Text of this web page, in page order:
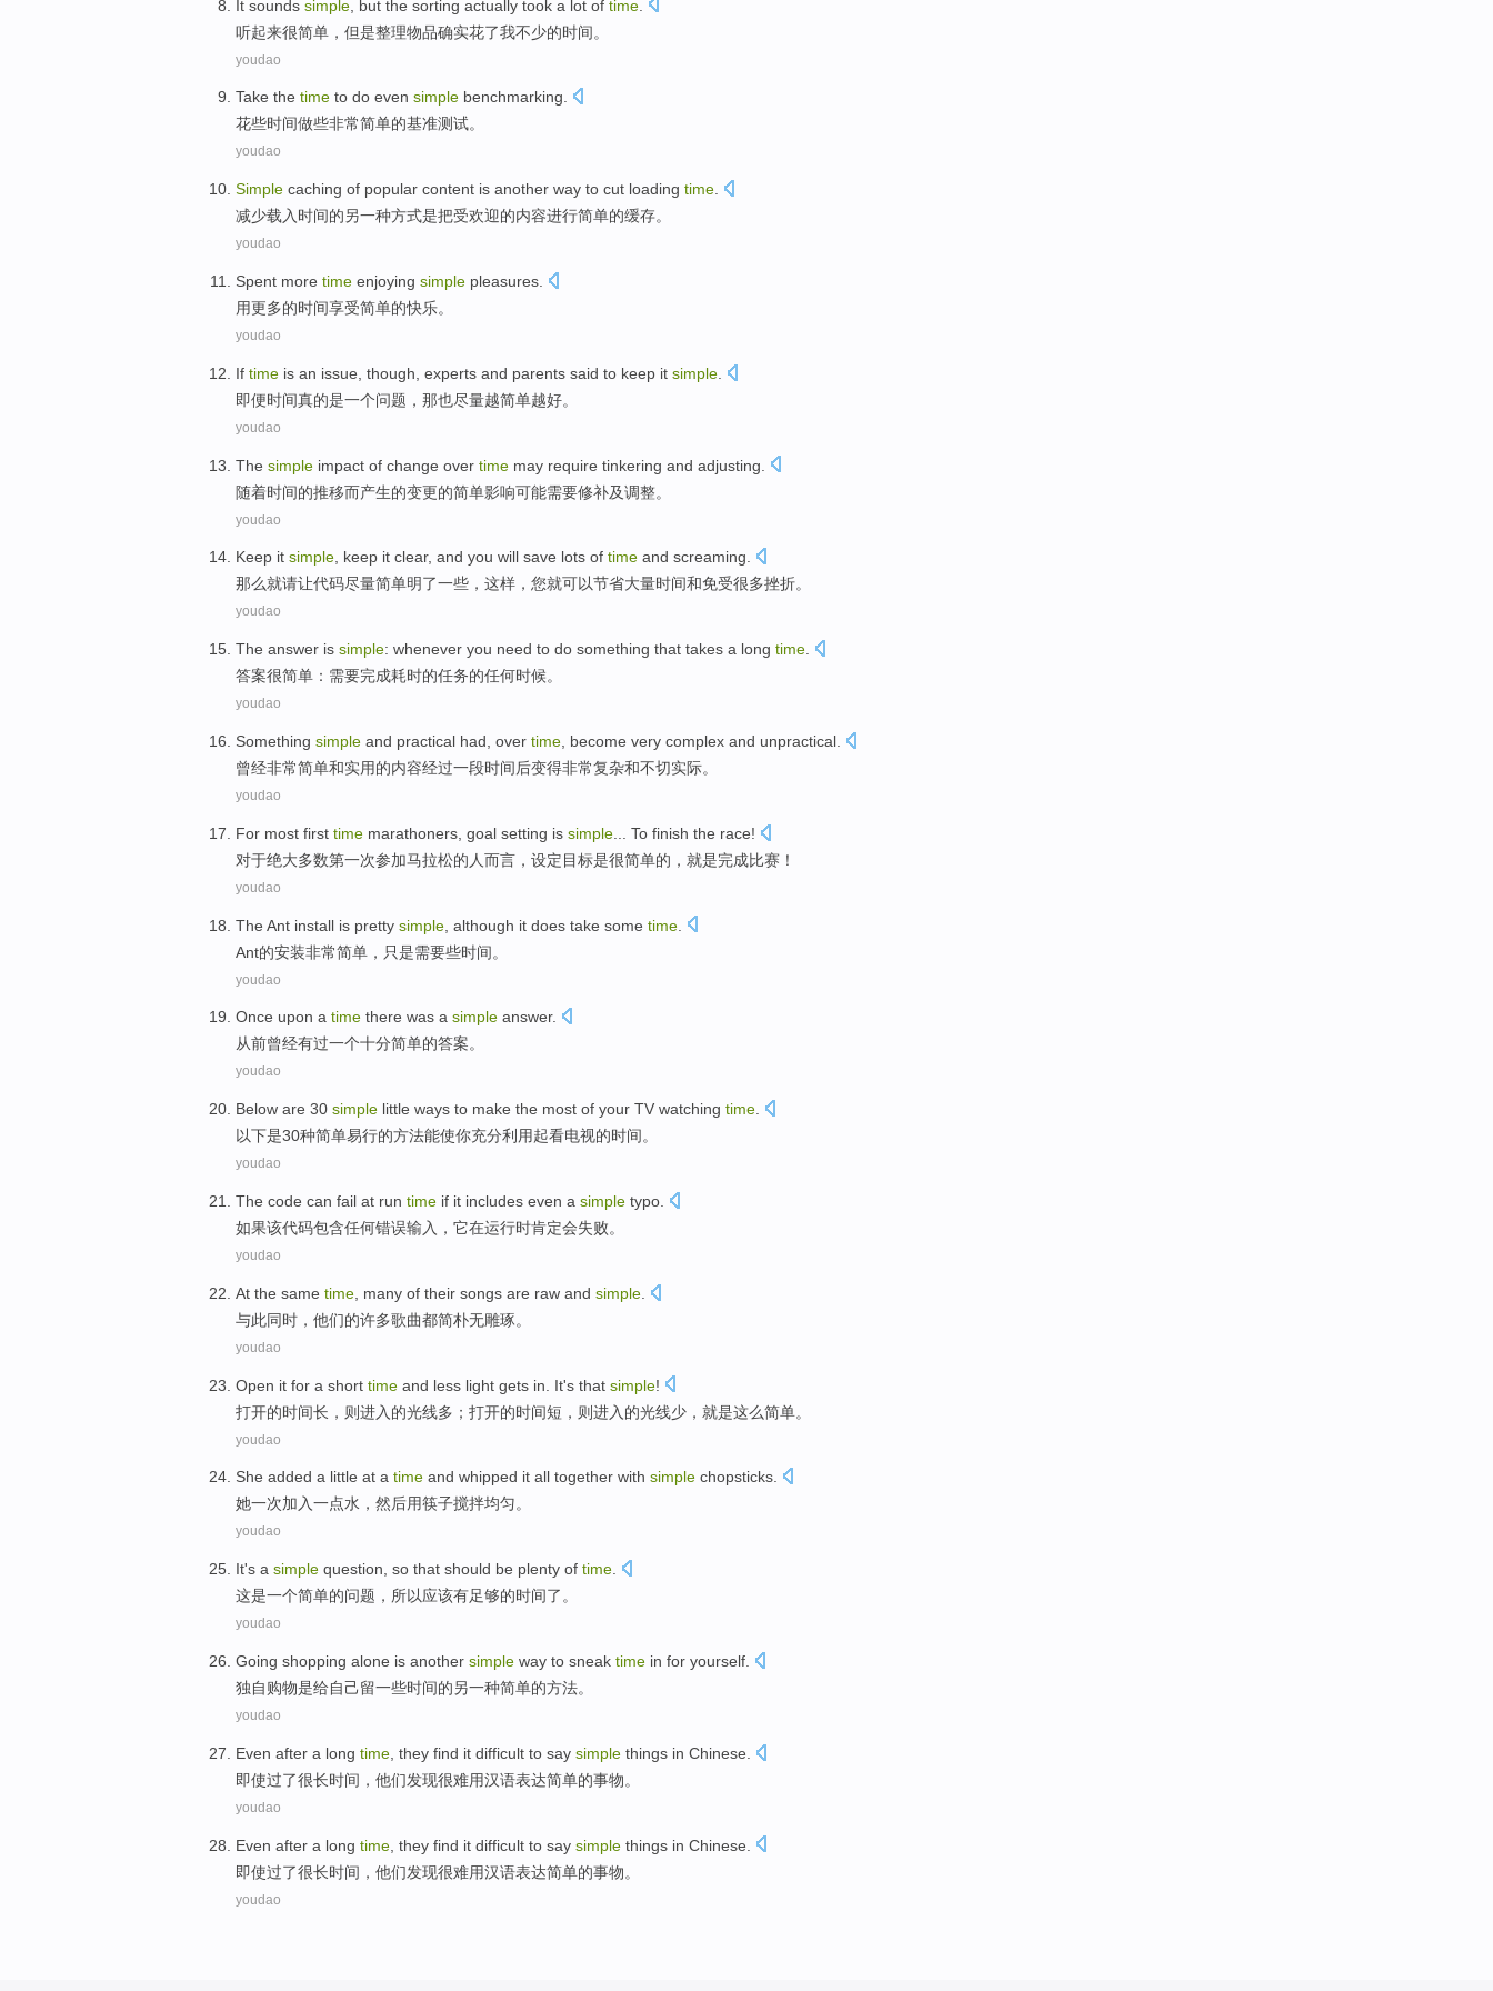
It sounds simple but the sorting actually took a lot of time
听起来很简单 ， 但是整理物品确实花了我不少的时间。
youdao
Take the time to do even simple benchmarking.
花些时间做些非常简单的基准测试。
youdao
Simple caching of popular content is another way to cut loading time
减少载入 时间的另一种方式是把受欢迎的内容进行简单的缓存。
youdao
Spent more time enjoying simple pleasures
用更多的时间享受简单的快乐。
youdao
If time is an issue , though, experts and parents said to keep it simple
即便时间真的是一个问题 ， 那也尽量越简单越好。
youdao
The simple impact of change over time may require tinkering and adjusting
随着时间的推移而产生的变更的简单影响可能需要修补及调整。
youdao
Keep it simple, keep it clear, and you will save lots of time and screaming.
那么就请让代码尽量简单明了一些 ，这样， 您就可以节省大量时间和免受很多挫折。
youdao
The answer is simple: whenever you need to do something that takes a long time
答案很简单 ： 需要完成耗时的任务的任何时候。
youdao
Something simple and practical had over time become very complex and unpractical
曾经非常简单和实用的内容经过一段时间后变得非常复杂和不切实际。
youdao
For most first time marathoners goal setting is simple ... To finish the race!
对于绝大多数第一次参加马拉松的人而言， 设定目标是很简单的， 就是完成比赛 ！
youdao
The Ant install is pretty simple although it does take some time
Ant的安装非常简单 ， 只是需要些时间。
youdao
Once upon a time there was a simple answer.
从前曾经有过一个十分简单的答案。
youdao
Below are 30 simple little ways to make the most of your TV watching time
以下是30种简单易行的方法能使你充分利用起看电视的时间。
youdao
The code can fail at run time if it includes even a simple typo
如果该代码包含任何错误输入 ， 它在运行时肯定会失败。
youdao
At the same time many of their songs are raw and simple
与此同时 ， 他们的许多歌曲都简朴无雕琢。
youdao
Open it for a short time and less light gets in. It's that simple!
打开的时间长 ，则进入的光线多；打开的时间短，则进入的光线少 ，就是这么简单。
youdao
She added a little at a time and whipped it all together with simple chopsticks.
她一次加入一点水 ， 然后用筷子搅拌均匀。
youdao
It's a simple question so that should be plenty of time
这是一个简单的问题 ， 所以应该有足够的时间了 。
youdao
Going shopping alone is another simple way to sneak time in for yourself
独自购物是给自己留一些时间的另一种简单的方法。
youdao
Even after a long time they find it difficult to say simple things in Chinese
即使过了很长时间 ， 他们发现很难用汉语表达简单的事物。
youdao
Even after a long time they find it difficult to say simple things in Chinese
即使过了很长时间 ， 他们发现很难用汉语表达简单的事物。
youdao